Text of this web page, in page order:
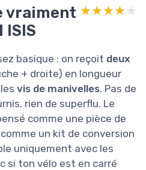
vraiment
ISIS
★★★★★
★★★★★
basique : on reçoit deux
+ droite) en longueur
vis de manivelles. Pas de
rien de superflu. Le
comme une pièce de
un kit de conversion
uniquement avec les
si ton vélo est en carré